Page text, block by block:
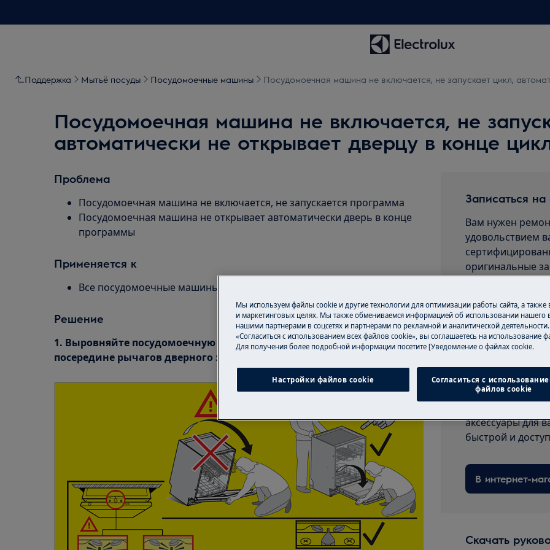
Поддержка Мытьё посуды Посудомоечные машины Посудомоечная машина не включается, не запускает цикл,
Посудомоечная машина не включается, не
автоматически не открывает дверцу в конце
Проблема
Посудомоечная машина не включается, не запускается программа
Посудомоечная машина не открывает автоматически дверь в конце
программы
Применяется к
Все посудомоечные машины с функцией «AirDry»
Решение
1. Выровняйте посудомоечную машину и убедитесь, что ромб находится
посередине рычагов дверного замка.
Записаться на
Вам нужен
удовольствием
оригинальные
предлагаем
Запчасти и
Заказывайте
аксессуары для
быстрой и
В интернет-
Скачать
Мы используем файлы cookie и другие технологии для оптимизации работы сайта, а
и маркетинговых целях. Мы также обмениваемся информацией об использовании нашего
нашими партнерами в соцсетях и партнерами по рекламной и аналитической
«Согласиться с использованием всех файлов cookie», вы соглашаетесь на использование
Для получения более подробной информации посетите [Уведомление о файлах cookie.
Настройки файлов cookie
Согласиться с
файлов cookie